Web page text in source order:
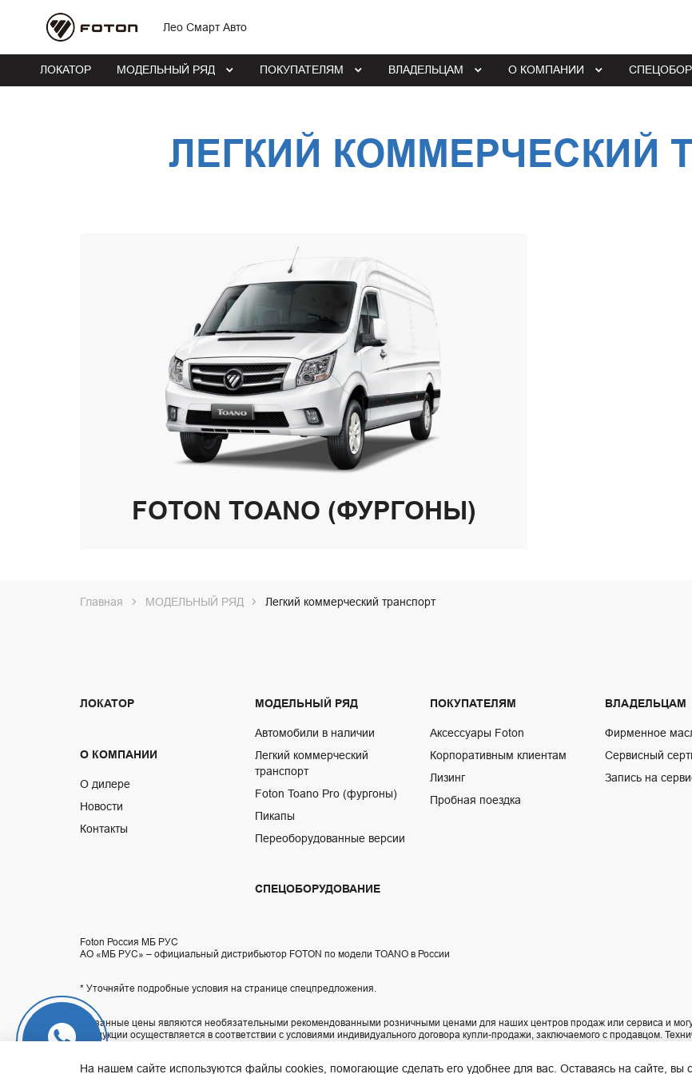
Лео Смарт Авто
ЛОКАТОР МОДЕЛЬНЫЙ РЯД ПОКУПАТЕЛЯМ ВЛАДЕЛЬЦАМ О КОМПАНИИ
ЛЕГКИЙ КОММЕРЧЕСКИЙ
FOTON TOANO (ФУРГОНЫ)
Главная МОДЕЛЬНЫЙ РЯД Легкий коммерческий транспорт
ЛОКАТОР
О КОМПАНИИ
О дилере
Новости
Контакты
МОДЕЛЬНЫЙ РЯД
Автомобили в наличии
Легкий коммерческий
транспорт
Foton Toano Pro (фургоны)
Пикапы
Переоборудованные версии
СПЕЦОБОРУДОВАНИЕ
ПОКУПАТЕЛЯМ
Аксессуары Foton
Корпоративным клиентам
Лизинг
Пробная поездка
ВЛАДЕЛЬЦАМ
Фирменное
Сервисный
Запись на
Foton Россия МБ РУС
АО «МБ РУС» – официальный дистрибьютор FOTON по модели TOANO в России
* Уточняйте подробные условия на странице спецпредложения.
Указанные цены являются необязательными рекомендованными розничными ценами для наших центров продаж или сервиса и
продукции осуществляется в соответствии с условиями индивидуального договора купли-продажи, заключаемого с продавцом.
На нашем сайте используются файлы cookies, помогающие сделать его удобнее для вас. Оставаясь на сайте, вы